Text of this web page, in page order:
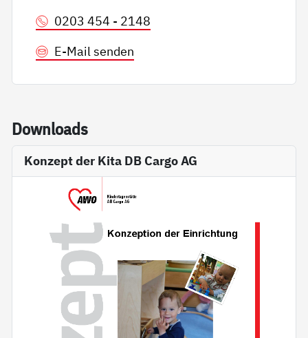
0203 454 - 2148
E-Mail senden
Down­loads
Konzept der Kita DB Cargo AG